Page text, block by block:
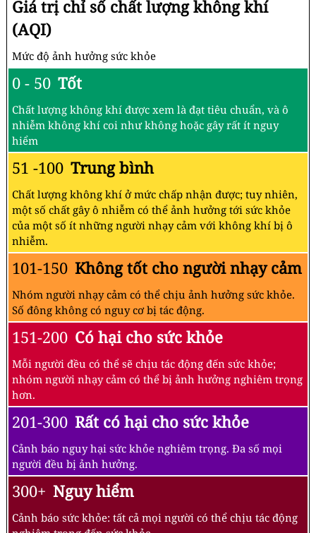
Giá trị chỉ số chất lượng không khí
(AQI)
Mức độ ảnh hưởng sức khỏe
0 - 50 Tốt
Chất lượng không khí được xem là đạt tiêu chuẩn, và ô
nhiễm không khí coi như không hoặc gây rất ít nguy
hiểm
51 -100 Trung bình
Chất lượng không khí ở mức chấp nhận được; tuy nhiên,
một số chất gây ô nhiễm có thể ảnh hưởng tới sức khỏe
của một số ít những người nhạy cảm với không khí bị ô
nhiễm.
101-150 Không tốt cho người nhạy cảm
Nhóm người nhạy cảm có thể chịu ảnh hưởng sức khỏe.
Số đông không có nguy cơ bị tác động.
151-200 Có hại cho sức khỏe
Mỗi người đều có thể sẽ chịu tác động đến sức khỏe;
nhóm người nhạy cảm có thể bị ảnh hưởng nghiêm trọng
hơn.
201-300 Rất có hại cho sức khỏe
Cảnh báo nguy hại sức khỏe nghiêm trọng. Đa số mọi
người đều bị ảnh hưởng.
300+ Nguy hiểm
Cảnh báo sức khỏe: tất cả mọi người có thể chịu tác động